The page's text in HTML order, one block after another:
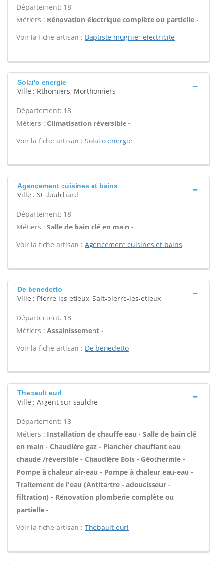
Département: 18
Métiers : Rénovation électrique complète ou partielle -
Voir la fiche artisan : Baptiste mugnier electricite
Solai'o energie
Ville : Rthomiers, Morthomiers
Département: 18
Métiers : Climatisation réversible -
Voir la fiche artisan : Solai'o energie
Agencement cuisines et bains
Ville : St doulchard
Département: 18
Métiers : Salle de bain clé en main -
Voir la fiche artisan : Agencement cuisines et bains
De benedetto
Ville : Pierre les etieux, Sait-pierre-les-etieux
Département: 18
Métiers : Assainissement -
Voir la fiche artisan : De benedetto
Thebault eurl
Ville : Argent sur sauldre
Département: 18
Métiers : Installation de chauffe eau - Salle de bain clé
en main - Chaudière gaz - Plancher chauffant eau
chaude /réversible - Chaudière Bois - Géothermie -
Pompe à chaleur air-eau - Pompe à chaleur eau-eau -
Traitement de l'eau (Antitartre - adoucisseur -
filtration) - Rénovation plomberie complète ou
partielle -
Voir la fiche artisan : Thebault eurl